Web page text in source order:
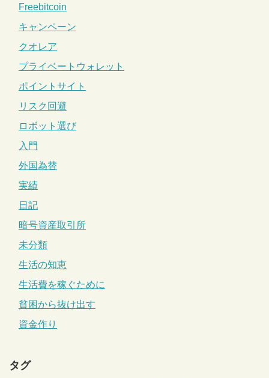
Freebitcoin
キャンペーン
クオレア
プライベートウォレット
ポイントサイト
リスク回避
ロボット選び
入門
外国為替
実績
日記
暗号資産取引所
未分類
生活の知恵
生活費を稼ぐために
貧困から抜け出す
資金作り
タグ